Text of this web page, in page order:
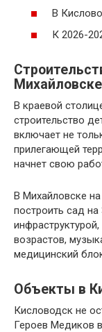
В
К 2026-
Михайловске
В краевой
строительство
включает не
прилегающей
начнет свою
В Михайловске
построить сад
возрастов,
медицинский
Объекты в
Кисловодск не
Героев Медиков